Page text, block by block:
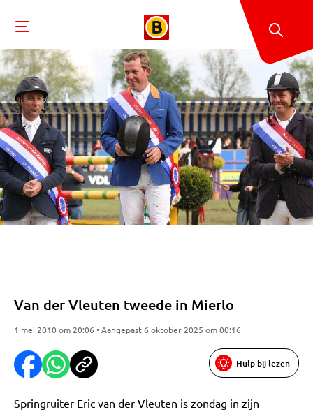
Van der Vleuten tweede in Mierlo
1 mei 2010 om 20:06 • Aangepast 6 oktober 2025 om 00:16
Hulp bij lezen
Springruiter Eric van der Vleuten is zondag in zijn